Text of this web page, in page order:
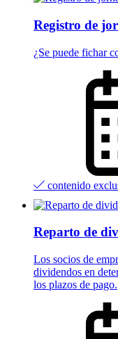
Registro de
¿Se puede fichar
contenido
Reparto de
Los socios de
dividendos en
los plazos de pago.